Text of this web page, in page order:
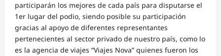
participarán los mejores de cada país para disputarse el
1er lugar del podio, siendo posible su participación
gracias al apoyo de diferentes representantes
pertenecientes al sector privado de nuestro país, como lo
es la agencia de viajes “Viajes Nova” quienes fueron los